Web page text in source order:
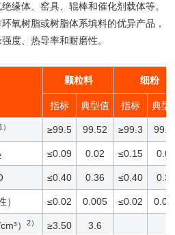
缘体、窑具、辊棒和催化剂载体等。
氧树脂或树脂体系填料的优异产品，
度、热导率和耐磨性。
颗粒料 细粉
指标 典型值 指标 典型
1） ≥99.5 99.52 ≥99.3
≤0.09 0.02 ≤0.15
≤0.40 0.36 ≤0.40
） ≤0.02 0.005 ≤0.02
）2） ≥3.50 3.6